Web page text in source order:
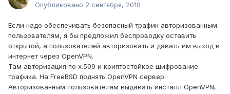
Опубликовано 2 сентября, 2010
Если надо обеспечивать безопасный трафик авторизованным
пользователям, я бы предложил беспроводку оставить
открытой, а пользователей авторизовать и давать им выход в
интернет через OpenVPN.
Там авторизация по x.509 и криптостойкое шифрование
трафика. На FreeBSD поднять OpenVPN сервер.
Авторизованным пользователям выдавать инсталл OpenVPN,